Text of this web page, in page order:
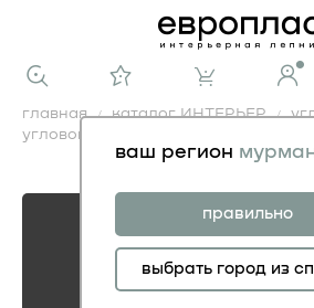
ваш регион
правильно
выбрать город из
главная каталог ИНТЕРЬЕР
угловой элемент 1.52.296
угловой элемент